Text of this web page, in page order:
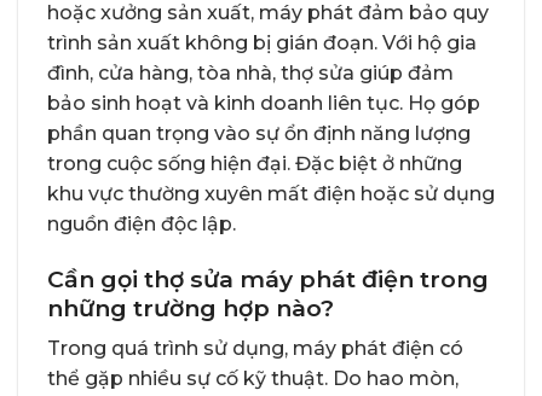
hoặc xưởng sản xuất, máy phát đảm bảo quy
trình sản xuất không bị gián đoạn. Với hộ gia
đình, cửa hàng, tòa nhà, thợ sửa giúp đảm
bảo sinh hoạt và kinh doanh liên tục. Họ góp
phần quan trọng vào sự ổn định năng lượng
trong cuộc sống hiện đại. Đặc biệt ở những
khu vực thường xuyên mất điện hoặc sử dụng
nguồn điện độc lập.
Cần gọi thợ sửa máy phát điện trong
những trường hợp nào?
Trong quá trình sử dụng, máy phát điện có
thể gặp nhiều sự cố kỹ thuật. Do hao mòn,